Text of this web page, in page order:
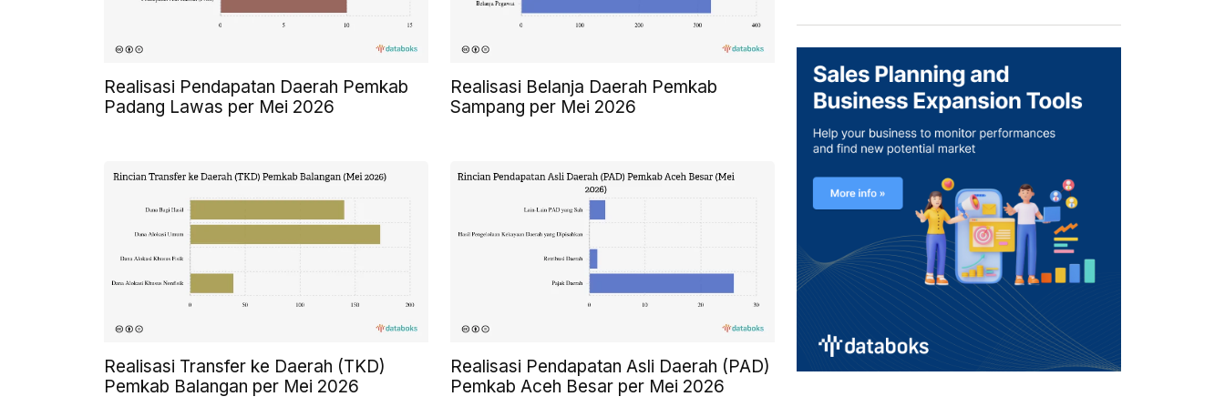
Realisasi Pendapatan Daerah Pemkab
Padang Lawas per Mei 2026
Realisasi Belanja Daerah Pemkab
Sampang per Mei 2026
Realisasi Transfer ke Daerah (TKD)
Pemkab Balangan per Mei 2026
Realisasi Pendapatan Asli Daerah (PAD)
Pemkab Aceh Besar per Mei 2026